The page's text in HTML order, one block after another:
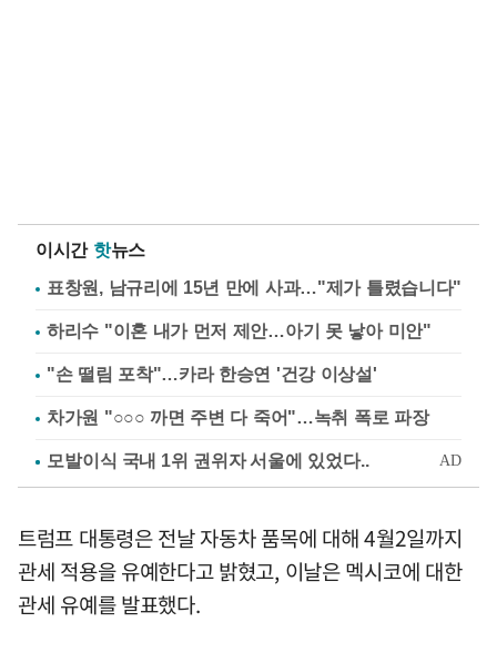
이시간 핫뉴스
표창원, 남규리에 15년 만에 사과…"제가 틀렸습니다"
하리수 "이혼 내가 먼저 제안…아기 못 낳아 미안"
"손 떨림 포착"…카라 한승연 '건강 이상설'
차가원 "○○○ 까면 주변 다 죽어"…녹취 폭로 파장
트럼프 대통령은 전날 자동차 품목에 대해 4월2일까지
관세 적용을 유예한다고 밝혔고, 이날은 멕시코에 대한
관세 유예를 발표했다.